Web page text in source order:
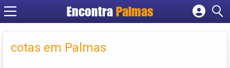
Encontra Palmas
Cadastrar empresa
Criar conta
cotas em Palmas